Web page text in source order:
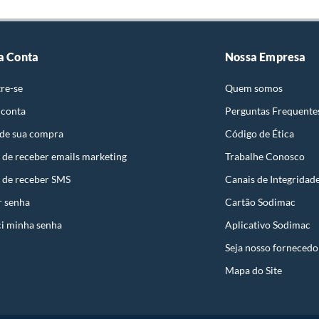
ou no Centro de Distribuição, o atendente
em quaisquer das lojas ou no Centro de
condições de uso;
troca será atendida somente nas lojas da
qualquer tipo de vício, não é obrigatório. No
poderá trocar o produto por quaisquer outros
peço superior ao produto objeto da troca, esta
Conta
se
sua compra
receber emails marketing
receber SMS
senha
minha senha
Nossa Empresa
Quem somos
Perguntas
Código de Ética
Trabalhe Conosco
Canais de
Cartão Sodimac
Aplicativo Sodimac
Seja nosso
Mapa do Site